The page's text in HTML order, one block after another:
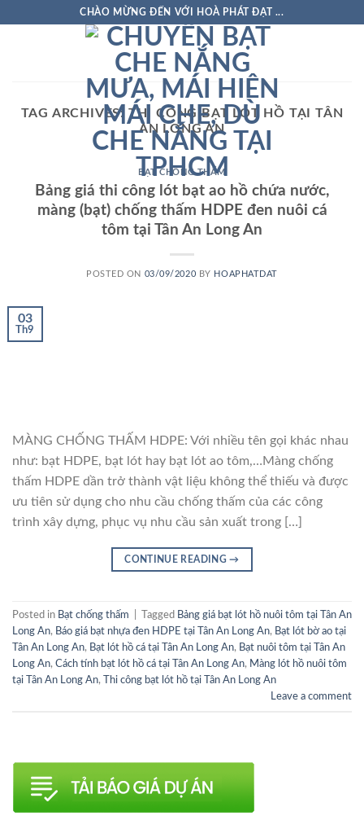
CHÀO MỪNG ĐẾN VỚI HOÀ PHÁT ĐẠT ...
TAG ARCHIVES: THI CÔNG BẠT LÓT HỒ TẠI TÂN
AN LONG AN
BẠT CHỐNG THẤM
Bảng giá thi công lót bạt ao hồ chứa nước,
màng (bạt) chống thấm HDPE đen nuôi cá
tôm tại Tân An Long An
POSTED ON 03/09/2020 BY HOAPHATDAT
03
Th9
MÀNG CHỐNG THẤM HDPE: Với nhiều tên gọi khác nhau
như: bạt HDPE, bạt lót hay bạt lót ao tôm,…Màng chống
thấm HDPE dần trở thành vật liệu không thể thiếu và được
ưu tiên sử dụng cho nhu cầu chống thấm của các công
trình xây dựng, phục vụ nhu cầu sản xuất trong […]
CONTINUE READING→
Posted in Bạt chống thấm Tagged Bảng giá bạt lót hồ nuôi tôm tại Tân An
Long An, Báo giá bạt nhựa đen HDPE tại Tân An Long An, Bạt lót bờ ao tại
Tân An Long An, Bạt lót hồ cá tại Tân An Long An, Bạt nuôi tôm tại Tân An
Long An, Cách tính bạt lót hồ cá tại Tân An Long An, Màng lót hồ nuôi tôm
tại Tân An Long An,
Thi công bạt lót hồ tại Tân An Long An
Leave a comment